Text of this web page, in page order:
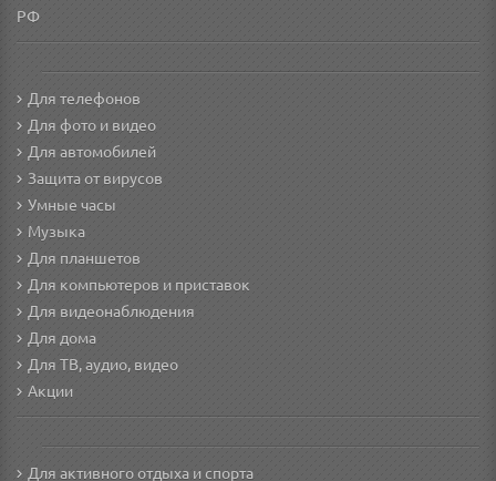
РФ
Для телефонов
Для фото и видео
Для автомобилей
Защита от вирусов
Умные часы
Музыка
Для планшетов
Для компьютеров и приставок
Для видеонаблюдения
Для дома
Для ТВ, аудио, видео
Акции
Для активного отдыха и спорта